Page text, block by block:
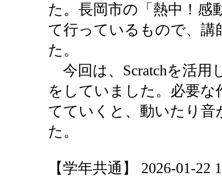
た。長岡市の「熱中！感
て行っているもので、
た。
今回は、Scratchを活用
をしていました。必要
てていくと、動いたり
た。
【学年共通】 2026-01-22